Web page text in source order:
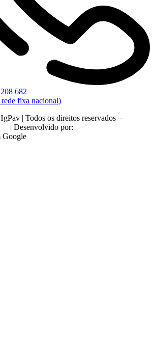
682
fixa nacional)
| Todos os direitos reservados –
| Desenvolvido por:
Google